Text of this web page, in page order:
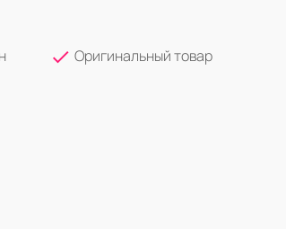
Оригинальный товар